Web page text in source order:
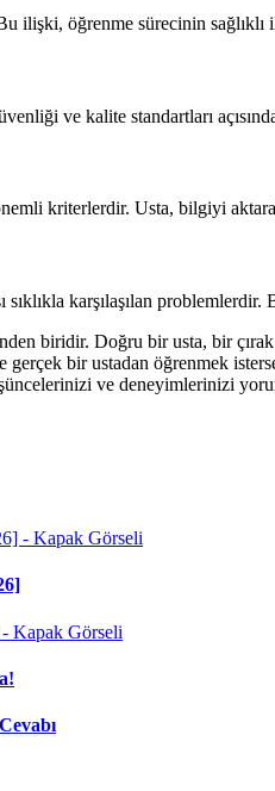
ilişki, öğrenme sürecinin
ve kalite standartları
kriterlerdir. Usta, bilgiyi
karşılaşılan problemlerdir.
biridir. Doğru bir usta, bir
gerçek bir ustadan öğrenmek
ve deneyimlerinizi